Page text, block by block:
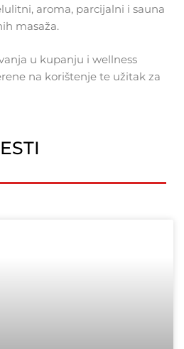
aroma, parcijalni i sauna
masaža.
u kupanju i wellness
na korištenje te užitak za